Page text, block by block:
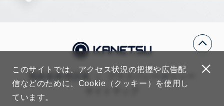
電線規格用語集
プライバシーポリシー
このサイトでは、アクセス状況の把握や広告配
信などのために、Cookie（クッキー）を使用し
ています。